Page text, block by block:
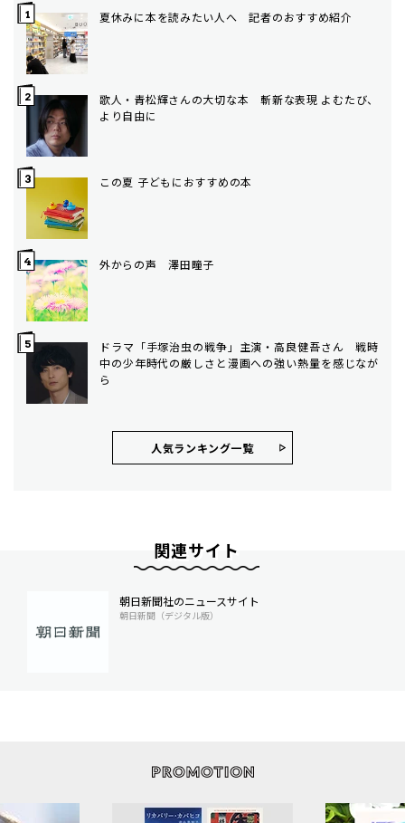
夏休みに本を読みたい人へ 記者のおすすめ紹介
歌人・青松輝さんの大切な本 斬新な表現 よむたび、
より自由に
この夏 子どもにおすすめの本
外からの声 澤田瞳子
ドラマ「手塚治虫の戦争」主演・高良健吾さん 戦時
中の少年時代の厳しさと漫画への強い熱量を感じなが
ら
人気ランキング⼀覧
関連サイト
朝日新聞社のニュースサイト
朝日新聞（デジタル版）